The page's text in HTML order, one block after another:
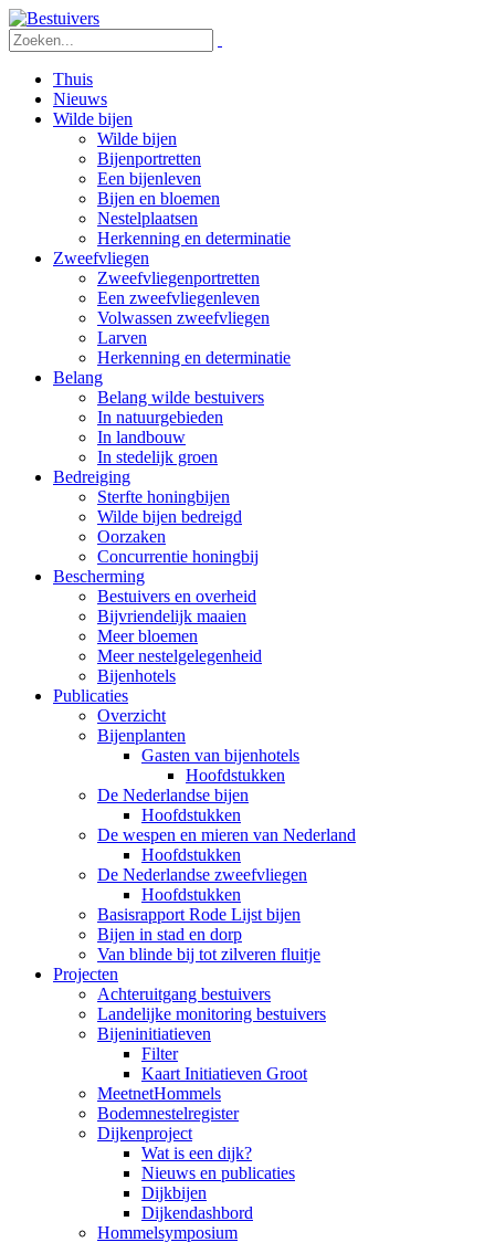
Thuis
Nieuws
Wilde bijen
Wilde bijen
Bijenportretten
Een bijenleven
Bijen en bloemen
Nestelplaatsen
Herkenning en determinatie
Zweefvliegen
Zweefvliegenportretten
Een zweefvliegenleven
Volwassen zweefvliegen
Larven
Herkenning en determinatie
Belang
Belang wilde bestuivers
In natuurgebieden
In landbouw
In stedelijk groen
Bedreiging
Sterfte honingbijen
Wilde bijen bedreigd
Oorzaken
Concurrentie honingbij
Bescherming
Bestuivers en overheid
Bijvriendelijk maaien
Meer bloemen
Meer nestelgelegenheid
Bijenhotels
Publicaties
Overzicht
Bijenplanten
Gasten van bijenhotels
Hoofdstukken
De Nederlandse bijen
Hoofdstukken
De wespen en mieren van Nederland
Hoofdstukken
De Nederlandse zweefvliegen
Hoofdstukken
Basisrapport Rode Lijst bijen
Bijen in stad en dorp
Van blinde bij tot zilveren fluitje
Projecten
Achteruitgang bestuivers
Landelijke monitoring bestuivers
Bijeninitiatieven
Filter
Kaart Initiatieven Groot
MeetnetHommels
Bodemnestelregister
Dijkenproject
Wat is een dijk?
Nieuws en publicaties
Dijkbijen
Dijkendashbord
Hommelsymposium